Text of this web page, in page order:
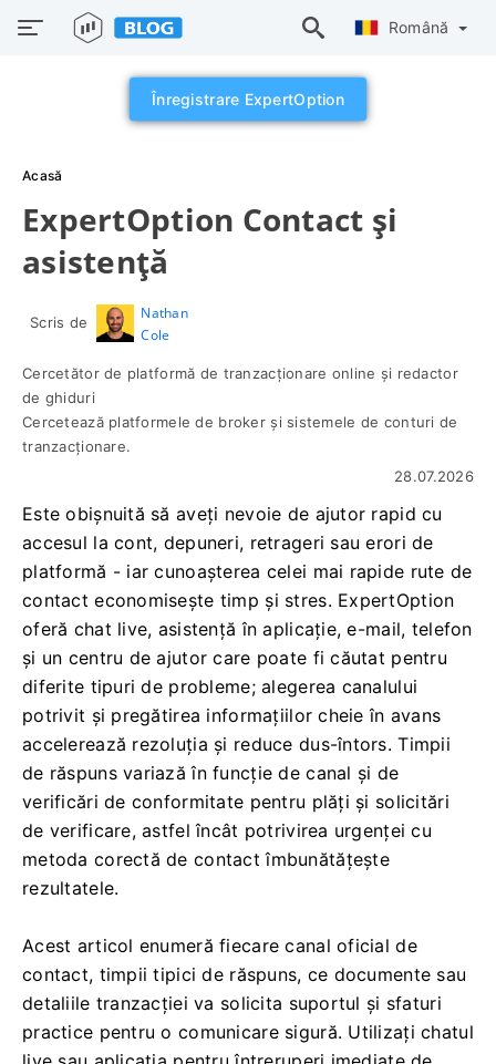
Română
Înregistrare ExpertOption
Acasă
ExpertOption Contact și
asistență
Scris de
Nathan
Cole
Cercetător de platformă de tranzacționare online și redactor
de ghiduri
Cercetează platformele de broker și sistemele de conturi de
tranzacționare.
28.07.2026
Este obișnuită să aveți nevoie de ajutor rapid cu
accesul la cont, depuneri, retrageri sau erori de
platformă - iar cunoașterea celei mai rapide rute de
contact economisește timp și stres. ExpertOption
oferă chat live, asistență în aplicație, e-mail, telefon
și un centru de ajutor care poate fi căutat pentru
diferite tipuri de probleme; alegerea canalului
potrivit și pregătirea informațiilor cheie în avans
accelerează rezoluția și reduce dus-întors. Timpii
de răspuns variază în funcție de canal și de
verificări de conformitate pentru plăți și solicitări
de verificare, astfel încât potrivirea urgenței cu
metoda corectă de contact îmbunătățește
rezultatele.
Acest articol enumeră fiecare canal oficial de
contact, timpii tipici de răspuns, ce documente sau
detaliile tranzacției va solicita suportul și sfaturi
practice pentru o comunicare sigură. Utilizați chatul